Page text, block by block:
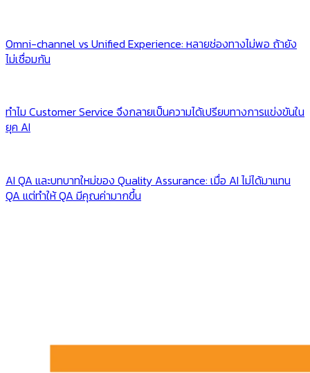
Omni-channel vs Unified Experience: หลายช่องทางไม่พอ ถ้ายัง
ไม่เชื่อมกัน
ทำไม Customer Service จึงกลายเป็นความได้เปรียบทางการแข่งขันใน
ยุค AI
AI QA และบทบาทใหม่ของ Quality Assurance: เมื่อ AI ไม่ได้มาแทน
QA แต่ทำให้ QA มีคุณค่ามากขึ้น